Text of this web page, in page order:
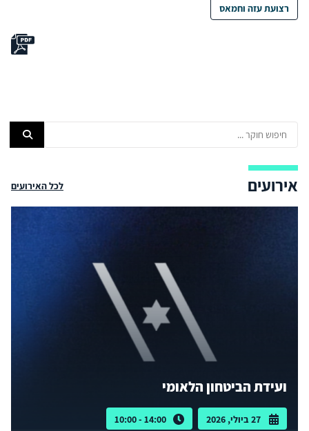
רצועת עזה וחמאס
אירועים לכל האירועים
ועידת הביטחון הלאומי
27 ביולי, 2026 14:00 - 10:00